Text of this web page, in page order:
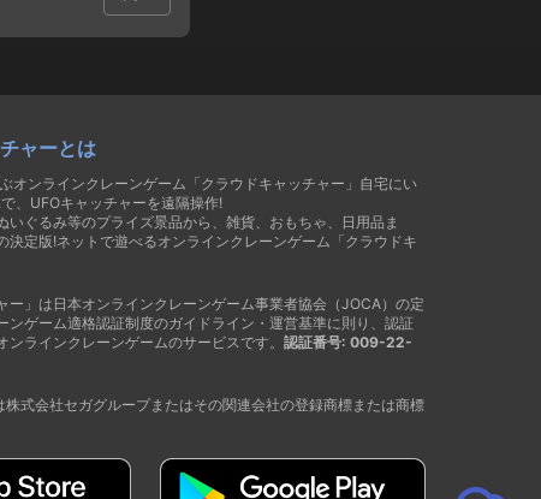
ャーとは
オンラインクレーンゲーム「クラウドキャッチャー」自宅にい
、UFOキャッチャーを遠隔操作!
いぐるみ等のプライズ景品から、雑貨、おもちゃ、日用品ま
決定版!ネットで遊べるオンラインクレーンゲーム「クラウドキ
ー」は日本オンラインクレーンゲーム事業者協会（JOCA）の定
ンゲーム適格認証制度のガイドライン・運営基準に則り、認証
ンラインクレーンゲームのサービスです。 認証番号: 009-22-
株式会社セガグループまたはその関連会社の登録商標または商標